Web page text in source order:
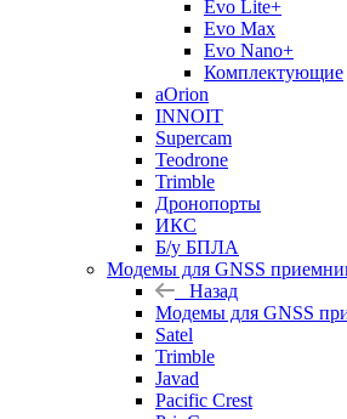
Evo Lite+
Evo Max
Evo Nano+
Комплектующие
aOrion
INNOIT
Supercam
Teodrone
Trimble
Дронопорты
ИКС
Б/у БПЛА
Модемы для GNSS
Назад
Модемы для GNSS
Satel
Trimble
Javad
Pacific Crest